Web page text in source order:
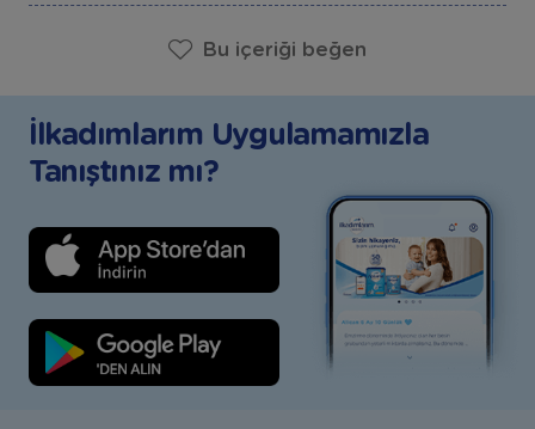
Bu içeriği beğen
İlkadımlarım Uygulamamızla
Tanıştınız mı?